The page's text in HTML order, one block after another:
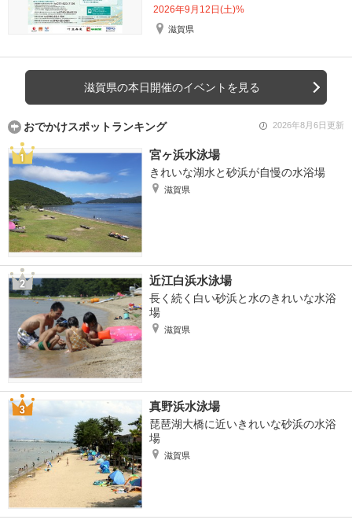
2026年9月12日(土)%
滋賀県
滋賀県の本日開催のイベントを見る
おでかけスポットランキング 2026年8月6日更新
宮ヶ浜水泳場
きれいな湖水と砂浜が自慢の水浴場
滋賀県
近江白浜水泳場
長く続く白い砂浜と水のきれいな水浴
場
滋賀県
真野浜水泳場
琵琶湖大橋に近いきれいな砂浜の水浴
場
滋賀県